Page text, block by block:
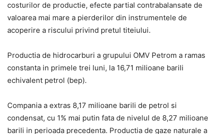
costurilor de productie, efecte partial contrabalansate de
valoarea mai mare a pierderilor din instrumentele de
acoperire a riscului privind pretul titeiului.
Productia de hidrocarburi a grupului OMV Petrom a ramas
constanta in primele trei luni, la 16,71 milioane barili
echivalent petrol (bep).
Compania a extras 8,17 milioane barili de petrol si
condensat, cu 1% mai putin fata de nivelul de 8,27 milioane
barili in perioada precedenta. Productia de gaze naturale a